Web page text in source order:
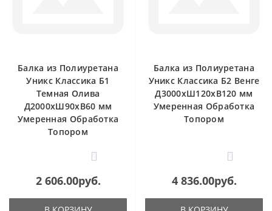
Балка из Полиуретана
Уникс Классика Б1
Темная Олива
Д2000хШ90хВ60 мм
Умеренная Обработка
Топором
0
2 606.00руб.
Балка из Полиуретана
Уникс Классика Б2 Венге
Д3000хШ120хВ120 мм
Умеренная Обработка
Топором
0
4 836.00руб.